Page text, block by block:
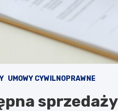
UMOWY CYWILNOPRAWNE